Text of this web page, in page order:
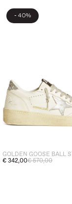
- 40%
€ 342,00€ 570,00